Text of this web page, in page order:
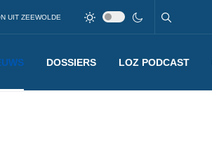
UIT ZEEWOLDE
DOSSIERS LOZ PODCAST